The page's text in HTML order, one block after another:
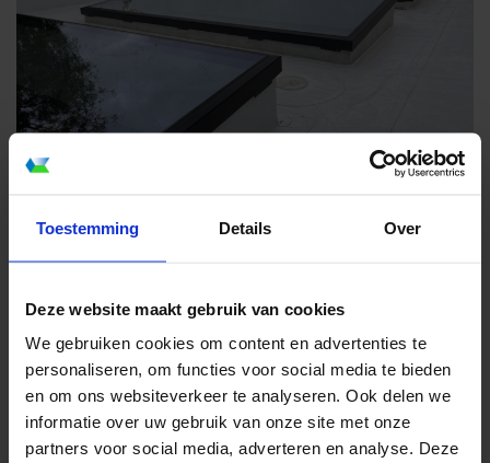
Toestemming Details Over
Deze website maakt gebruik van cookies
We gebruiken cookies om content en advertenties te
personaliseren, om functies voor social media te bieden
en om ons websiteverkeer te analyseren. Ook delen we
informatie over uw gebruik van onze site met onze
partners voor social media, adverteren en analyse. Deze